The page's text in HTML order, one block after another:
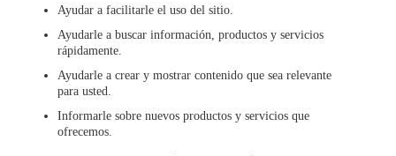
Ayudar a facilitarle el uso del sitio.
Ayudarle a buscar información, productos y servicios
rápidamente.
Ayudarle a crear y mostrar contenido que sea relevante
para usted.
Informarle sobre nuevos productos y servicios que
ofrecemos.